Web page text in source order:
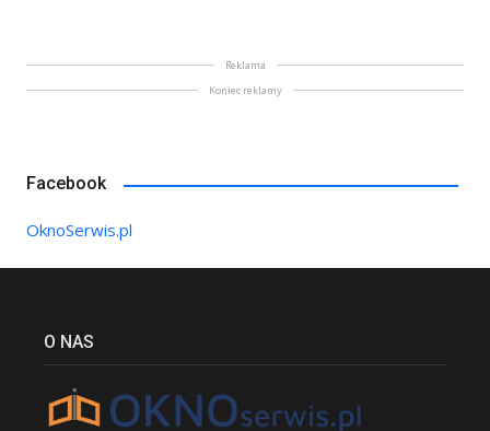
Reklama
Koniec reklamy
Facebook
OknoSerwis.pl
O NAS